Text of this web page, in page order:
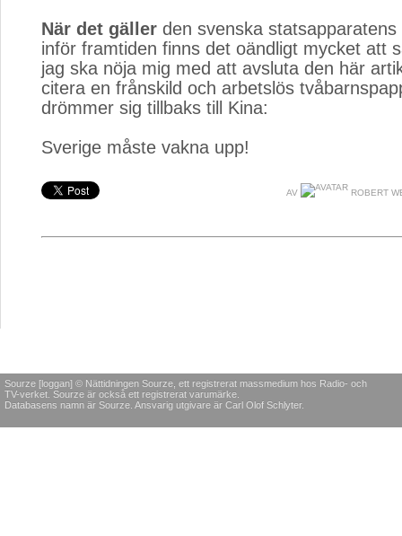
När det gäller den svenska statsapparatens
inför framtiden finns det oändligt mycket att
jag ska nöja mig med att avsluta den här
citera en frånskild och arbetslös
drömmer sig tillbaks till Kina:
Sverige måste vakna upp!
AV ROBERT
Sourze [loggan] © Nättidningen Sourze, ett registrerat massmedium hos Radio- och
TV-verket. Sourze är också ett registrerat varumärke.
Databasens namn är Sourze. Ansvarig utgivare är Carl Olof Schlyter.